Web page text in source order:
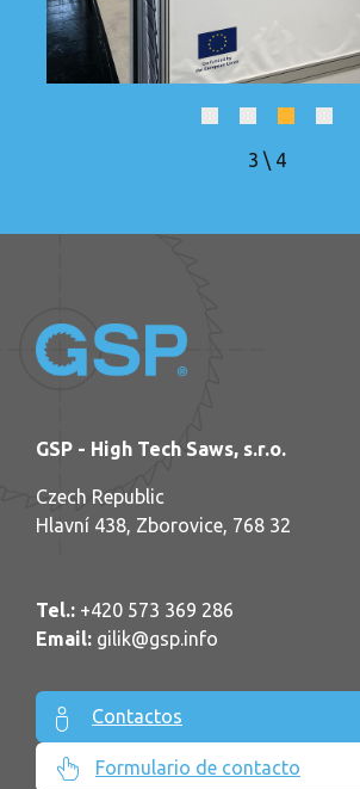
4 \ 4
GSP - High Tech Saws, s.r.o.
Czech Republic
Hlavní 438, Zborovice, 768 32
Tel.: +420 573 369 286
Email: gilik@gsp.info
Contactos
Formulario de contacto